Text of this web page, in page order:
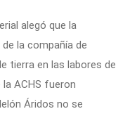
alegó que la
la compañía de
tierra en las labores de
ACHS fueron
Áridos no se